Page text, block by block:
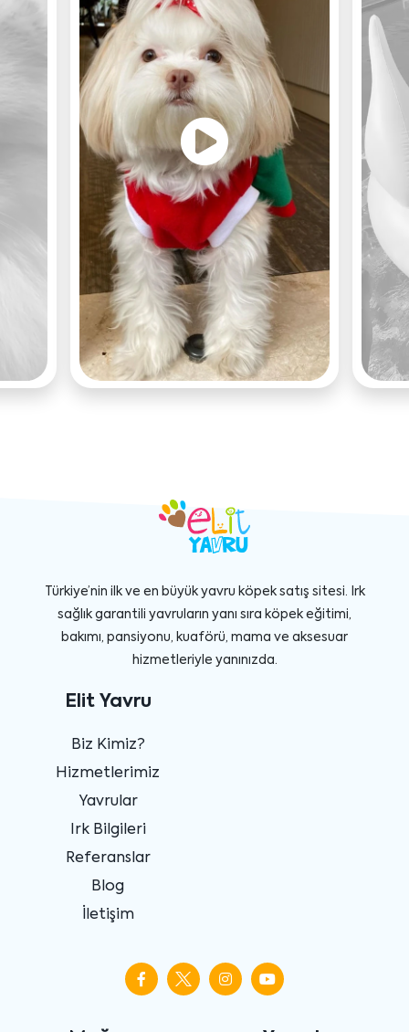
Türkiye’nin ilk ve en büyük yavru köpek satış sitesi. Irk
sağlık garantili yavruların yanı sıra köpek eğitimi,
bakımı, pansiyonu, kuaförü, mama ve aksesuar
hizmetleriyle yanınızda.
Elit Yavru
Biz Kimiz?
Hizmetlerimiz
Yavrular
Irk Bilgileri
Referanslar
Blog
İletişim